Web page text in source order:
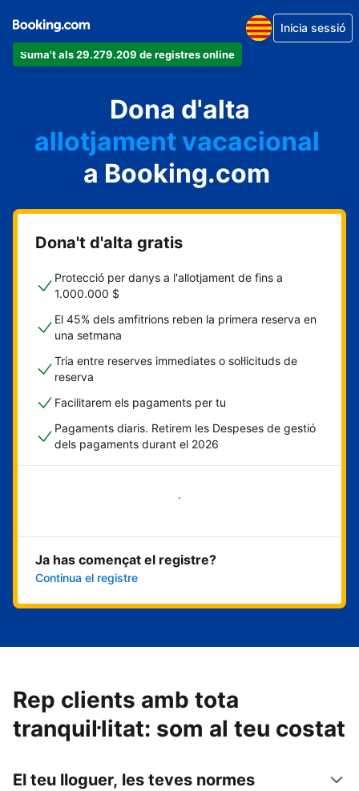
Suma't als 29.279.209 de registres online
Inicia sessió
Dona d'alta
un apartament
un hotel
allotjament vacacional
un hostal
una casa rural
a Booking.com
Dona't d'alta gratis
Protecció per danys a l'allotjament de fins a
1.000.000 $
El 45% dels amfitrions reben la primera reserva en
una setmana
Tria entre reserves immediates o sol·licituds de
reserva
Facilitarem els pagaments per tu
Pagaments diaris. Retirem les Despeses de gestió
dels pagaments durant el 2026
Comença ara
Ja has començat el registre?
Continua el registre
Rep clients amb tota
tranquil·litat: som al teu costat
El teu lloguer, les teves normes